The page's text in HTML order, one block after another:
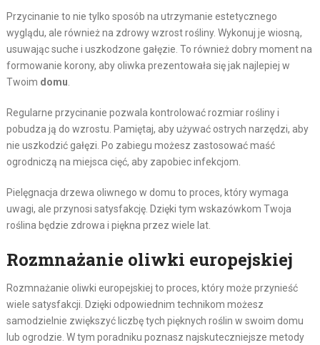
Przycinanie to nie tylko sposób na utrzymanie estetycznego
wyglądu, ale również na zdrowy wzrost rośliny. Wykonuj je wiosną,
usuwając suche i uszkodzone gałęzie. To również dobry moment na
formowanie korony, aby oliwka prezentowała się jak najlepiej w
Twoim domu
Regularne przycinanie pozwala kontrolować rozmiar rośliny i
pobudza ją do wzrostu. Pamiętaj, aby używać ostrych narzędzi, aby
nie uszkodzić gałęzi. Po zabiegu możesz zastosować maść
ogrodniczą na miejsca cięć, aby zapobiec infekcjom.
Pielęgnacja drzewa oliwnego w domu to proces, który wymaga
uwagi, ale przynosi satysfakcję. Dzięki tym wskazówkom Twoja
roślina będzie zdrowa i piękna przez wiele lat.
Rozmnażanie oliwki europejskiej
Rozmnażanie oliwki europejskiej to proces, który może przynieść
wiele satysfakcji. Dzięki odpowiednim technikom możesz
samodzielnie zwiększyć liczbę tych pięknych roślin w swoim domu
lub ogrodzie. W tym poradniku poznasz najskuteczniejsze metody